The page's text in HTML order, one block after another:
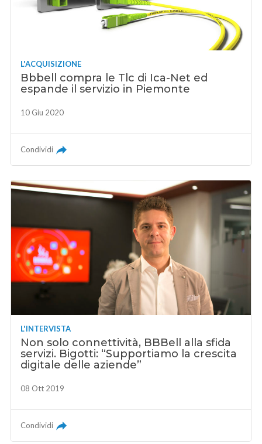
L'ACQUISIZIONE
Bbbell compra le Tlc di Ica-Net ed
espande il servizio in Piemonte
10 Giu 2020
Condividi
L'INTERVISTA
Non solo connettività, BBBell alla sfida
servizi. Bigotti: “Supportiamo la crescita
digitale delle aziende”
08 Ott 2019
Condividi